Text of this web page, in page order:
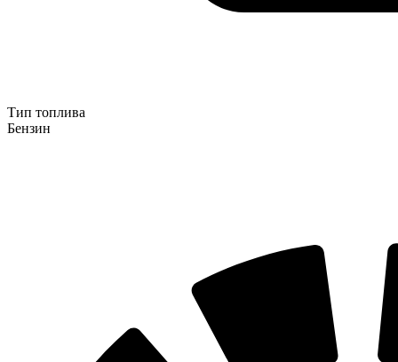
Тип топлива
Бензин